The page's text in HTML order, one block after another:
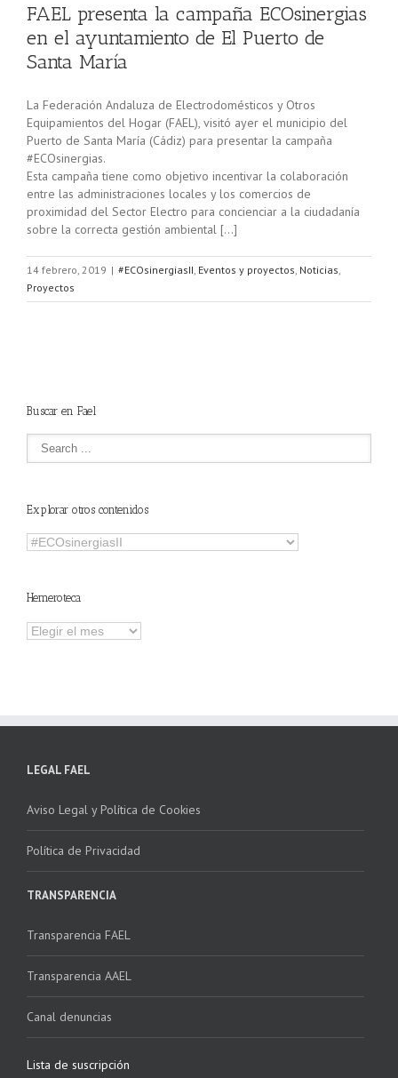
FAEL presenta la campaña ECOsinergias
en el ayuntamiento de El Puerto de
Santa María
La Federación Andaluza de Electrodomésticos y Otros
Equipamientos del Hogar (FAEL), visitó ayer el municipio del
Puerto de Santa María (Cádiz) para presentar la campaña
#ECOsinergias.
Esta campaña tiene como objetivo incentivar la colaboración
entre las administraciones locales y los comercios de
proximidad del Sector Electro para concienciar a la ciudadanía
sobre la correcta gestión ambiental […]
14 febrero, 2019 | #ECOsinergiasII Eventos y proyectos Noticias
Proyectos
Buscar en Fael
Explorar otros contenidos
Explorar
Hemeroteca
Hemeroteca
LEGAL FAEL
Aviso Legal y Política de Cookies
Política de Privacidad
TRANSPARENCIA
Transparencia FAEL
Transparencia AAEL
Canal denuncias
Lista de suscripción